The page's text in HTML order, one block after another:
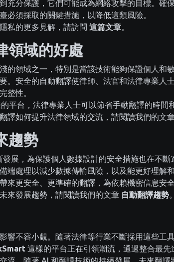
充分保護，它們可能成為網絡攻擊的目標。確
必須採取的關鍵措施，以降低這類風險。
私的更多見解，請訪問 這篇文章
領域的好處
的領域之一，特別是當該技術能夠保證個人和
。安全的自動翻譯使律師、法官和法律專業人
整性。
平台，法律專業人士可以節省手動翻譯的時間
譯如何提升法律領域的交流，請閱讀我們的文
趨勢
展，為保護個人數據設計的安全措施也在不
端處理以減少數據傳輸風險，以及能更好理解
來更安全、更準確的翻譯，為依賴機密信息安
來發展趨勢，請閱讀我們的文章 自動翻譯趨勢
響不容小覷。隨著法律等行業不斷採用這些工
這樣的平台正在引領潮流，通過整合最